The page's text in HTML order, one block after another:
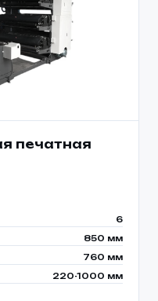
печатная
6
850 мм
760 мм
220-1000 мм